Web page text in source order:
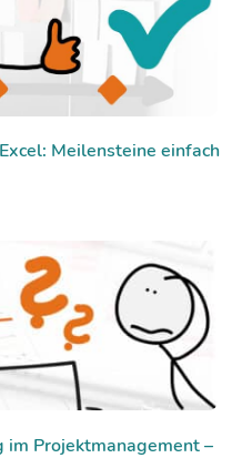
Meilensteine einfach
im Projektmanagement –